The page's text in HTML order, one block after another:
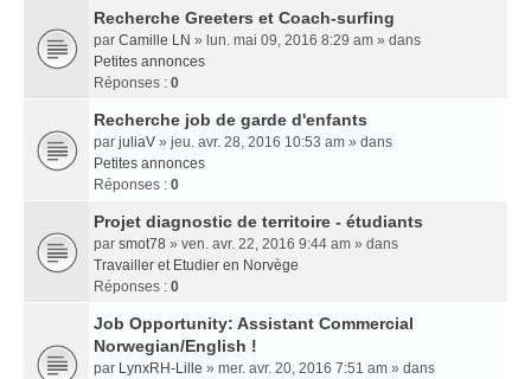
Recherche Greeters et Coach-surfing
par Camille LN » lun. mai 09, 2016 8:29 am » dans
Petites annonces
Réponses : 0
Recherche job de garde d'enfants
par juliaV » jeu. avr. 28, 2016 10:53 am » dans
Petites annonces
Réponses : 0
Projet diagnostic de territoire - étudiants
par smot78 » ven. avr. 22, 2016 9:44 am » dans
Travailler et Etudier en Norvège
Réponses : 0
Job Opportunity: Assistant Commercial
Norwegian/English !
par LynxRH-Lille » mer. avr. 20, 2016 7:51 am » dans